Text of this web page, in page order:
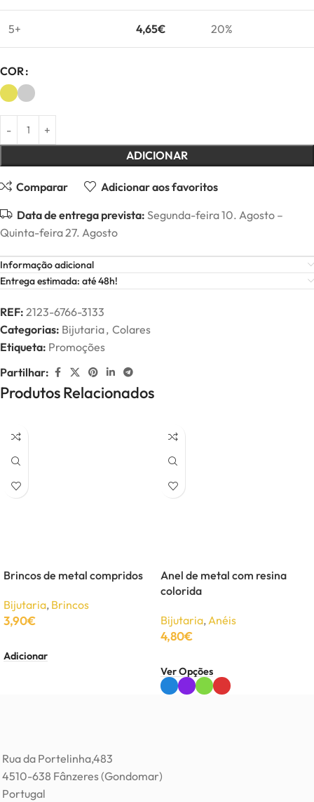
5+ 4,65€ 20%
COR
ADICIONAR
Comparar Adicionar aos favoritos
Data de entrega prevista: Segunda-feira 10. Agosto –
Quinta-feira 27. Agosto
Informação adicional
Entrega estimada: até 48h!
REF: 2123-6766-3133
Categorias: Bijutaria, Colares
Etiqueta: Promoções
Partilhar:
Produtos Relacionados
Brincos de metal compridos
Bijutaria, Brincos
3,90€
Adicionar
Anel de metal com resina
colorida
Bijutaria,Anéis
4,80€
Ver Opções
Rua da Portelinha,483
4510-638 Fânzeres (Gondomar)
Portugal